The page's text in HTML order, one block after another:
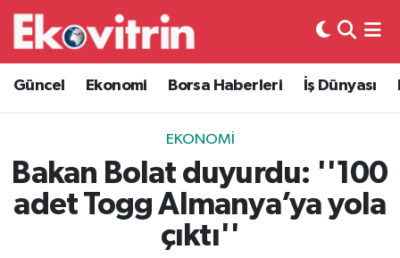
Güncel Ekonomi Borsa Haberleri İş Dünyası
EKONOMI
Bakan Bolat duyurdu: ''100
adet Togg Almanya’ya yola
çıktı''
Güncel
Ekonomi
Borsa Haberleri
İş Dünyası
Hava Durumu
Trafik Durumu
Süper Lig Puan Durumu ve Fikstür
Tüm Manşetler
Son Dakika Haberleri